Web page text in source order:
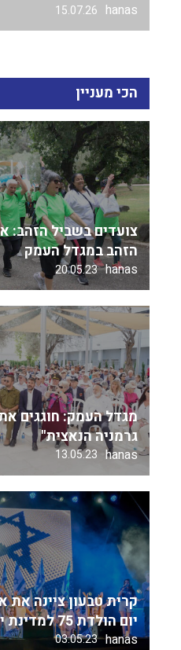
hanas
15.07.26
הכי מעניין
צועדים בשביל הזהב:
הזהב במגדל העמק
hanas
20.05.23
מגדל העמק: חוגגים את
גרמניה הנאצית"
hanas
13.05.23
קרית טבעון ציינה את
יום הולדת 75 למדינת ישראל
hanas
03.05.23